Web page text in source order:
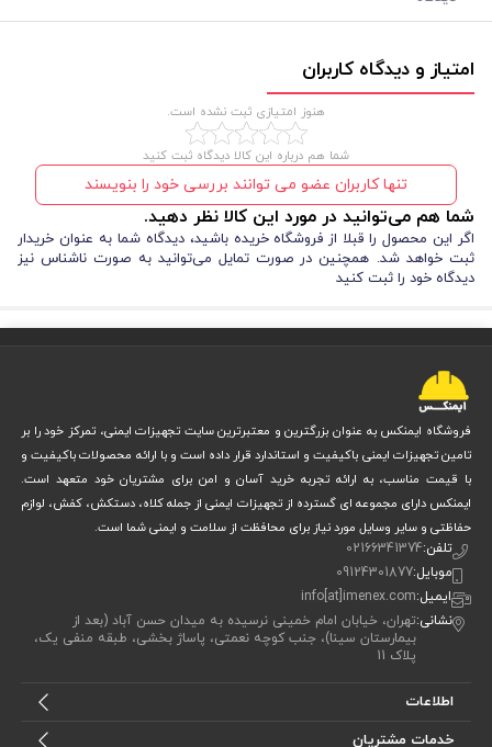
امتیاز و دیدگاه کاربران
هنوز امتیازی ثبت نشده است.
شما هم درباره این کالا دیدگاه ثبت کنید
تنها کاربران عضو می توانند بررسی خود را بنویسند
شما هم می‌توانید در مورد این کالا نظر دهید.
اگر این محصول را قبلا از فروشگاه خریده باشید، دیدگاه شما به عنوان خریدار
ثبت خواهد شد. همچنین در صورت تمایل می‌توانید به صورت ناشناس نیز
دیدگاه خود را ثبت کنید
فروشگاه ایمنکس به عنوان بزرگترین و معتبرترین سایت تجهیزات ایمنی، تمرکز خود را بر
تامین تجهیزات ایمنی باکیفیت و استاندارد قرار داده است و با ارائه محصولات باکیفیت و
با قیمت مناسب، به ارائه تجربه خرید آسان و امن برای مشتریان خود متعهد است.
ایمنکس دارای مجموعه ای گسترده از تجهیزات ایمنی از جمله کلاه، دستکش، کفش، لوازم
حفاظتی و سایر وسایل مورد نیاز برای محافظت از سلامت و ایمنی شما است.
تلفن:02166341374
موبایل:09124301877
ایمیل:info[at]imenex.com
نشانی:تهران، خیابان امام خمینی نرسیده به میدان حسن آباد (بعد از
بیمارستان سینا)، جنب کوچه نعمتی، پاساژ بخشی، طبقه منفی یک،
پلاک 11
اطلاعات
خدمات مشتریان